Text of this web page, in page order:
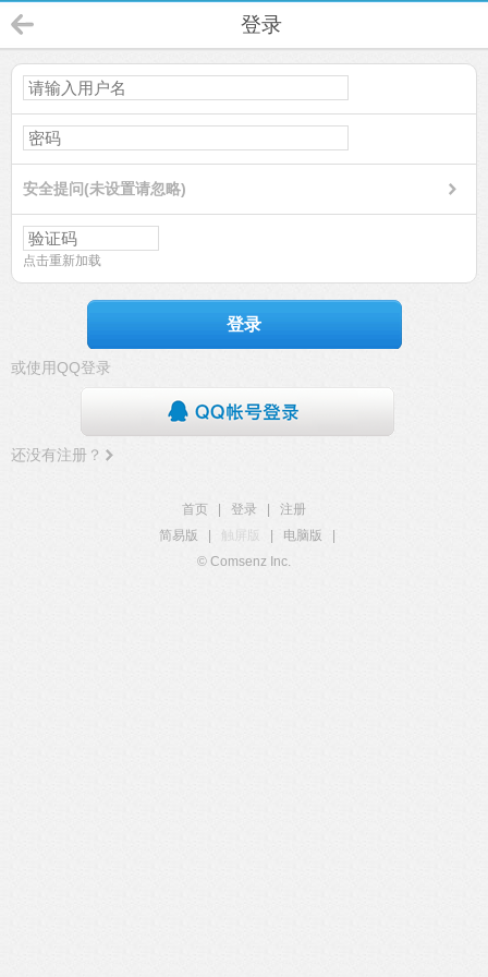
登录
安全提问(未设置请忽略)
点击重新加载
登录
或使用QQ登录
还没有注册？
首页 登录
注册
简易版
触屏版 电脑版
© Comsenz Inc.